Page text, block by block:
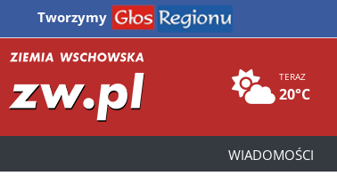
Tworzymy
TERAZ
20°C
WIADOMOŚCI